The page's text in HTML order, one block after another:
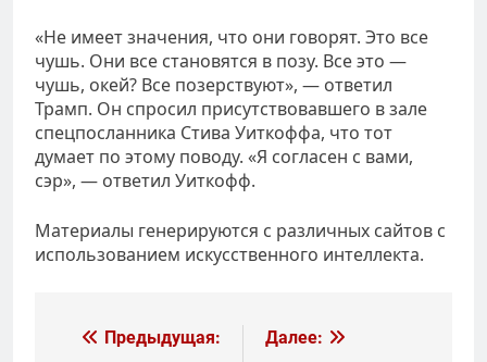
«Не имеет значения, что они говорят. Это все
чушь. Они все становятся в позу. Все это —
чушь, окей? Все позерствуют», — ответил
Трамп. Он спросил присутствовавшего в зале
спецпосланника Стива Уиткоффа, что тот
думает по этому поводу. «Я согласен с вами,
сэр», — ответил Уиткофф.
Материалы генерируются с различных сайтов с
использованием искусственного интеллекта.
Навигация
Предыдущая:
Далее: